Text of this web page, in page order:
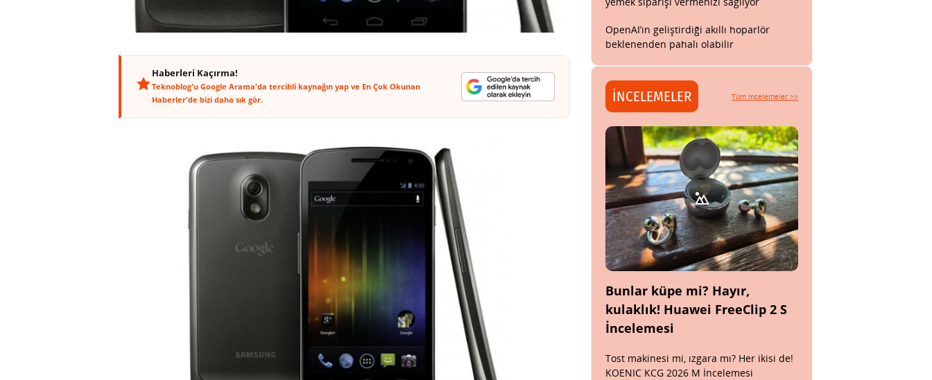
Haberleri Kaçırma!
Teknoblog'u Google Arama'da tercihli kaynağın yap ve En Çok Okunan
Haberler'de bizi daha sık gör.
OpenAI’ın geliştirdiği akıllı hoparlör
beklenenden pahalı olabilir
İNCELEMELER Tüm incelemeler >>
Bunlar küpe mi? Hayır,
kulaklık! Huawei FreeClip 2 S
İncelemesi
Tost makinesi mi, ızgara mı? Her ikisi de!
KOENIC KCG 2026 M İncelemesi